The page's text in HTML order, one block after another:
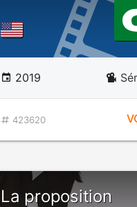
2019
423620
La proposition